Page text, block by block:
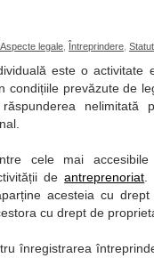
Aspecte legale Întreprindere
este o activitate
condițiile prevăzute de
nelimitată
cele mai accesibile
deantreprenoriat
acesteia cu
cu drept de
înregistrarea